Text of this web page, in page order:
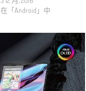
在「Android」中